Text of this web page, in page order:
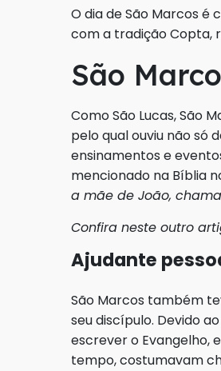
O dia de São Marcos é
com a tradição Copta,
São
Como São Lucas, São
pelo qual ouviu não só
ensinamentos e
mencionado na Bíblia
a mãe de João,
Confira neste outro
Ajudante
São Marcos também
seu discípulo. Devido
escrever o Evangelho,
tempo, costumavam